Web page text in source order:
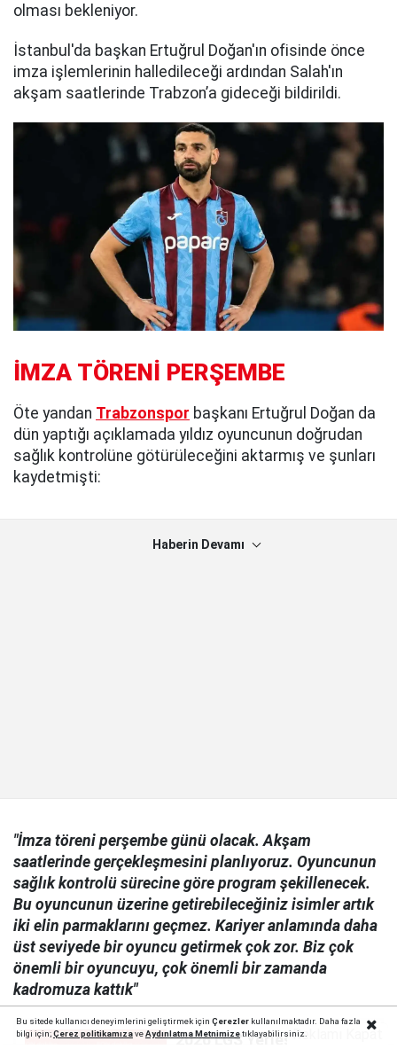
olması bekleniyor.
İstanbul'da başkan Ertuğrul Doğan'ın ofisinde önce
imza işlemlerinin halledileceği ardından Salah'ın
akşam saatlerinde Trabzon’a gideceği bildirildi.
İMZA TÖRENİ PERŞEMBE
Öte yandan Trabzonspor başkanı Ertuğrul Doğan da
dün yaptığı açıklamada yıldız oyuncunun doğrudan
sağlık kontrolüne götürüleceğini aktarmış ve şunları
kaydetmişti:
Haberin Devamı
"İmza töreni perşembe günü olacak. Akşam
saatlerinde gerçekleşmesini planlıyoruz. Oyuncunun
sağlık kontrolü sürecine göre program şekillenecek.
Bu oyuncunun üzerine getirebileceğiniz isimler artık
iki elin parmaklarını geçmez. Kariyer anlamında daha
üst seviyede bir oyuncu getirmek çok zor. Biz çok
önemli bir oyuncuyu, çok önemli bir zamanda
kadromuza kattık"
2026 LGS Yerleştirme
Bu sitede kullanıcı deneyimlerini geliştirmek için Çerezlerkullanılmaktadır. Daha fazla
bilgi için;Çerez politikamızaveAydınlatma Metnimizetıklayabilirsiniz.Reklamı Kapat